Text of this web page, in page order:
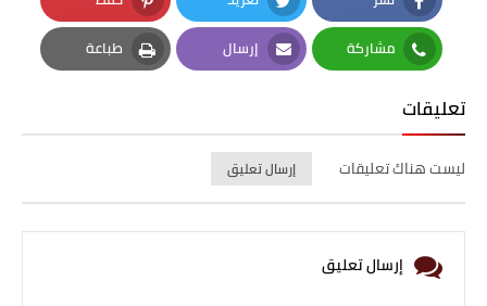
Facebook
Twitter
Pinterest
مشاركة
Whatsapp
إرسال
Email
طباعة
Print
تعليقات
ليست هناك تعليقات إرسال تعليق
إرسال تعليق